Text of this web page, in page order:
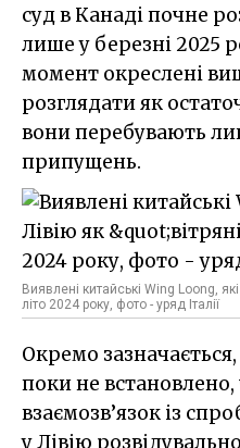
суд в Канаді почне
лише у березні 2025
момент окреслені
розглядати як
вони перебувають
припущень.
Виявлені китайські Wing Loong,
літо 2024 року, фото - уряд Італії
Окремо
поки не
взаємозв’язок із
у Лівію